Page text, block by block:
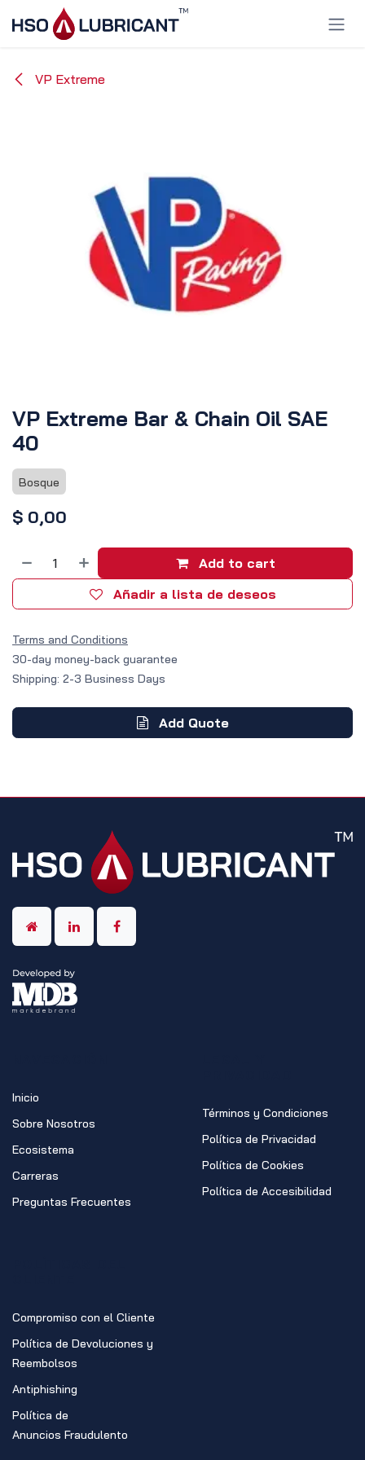
Ir al contenido
VP Extreme
VP Extreme Bar & Chain Oil SAE
40
Bosque
$ 0,00
Add to cart
Añadir a lista de deseos
Terms and Conditions
30-day money-back guarantee
Shipping: 2-3 Business Days
Add Quote
Inicio
Sobre Nosotros
Ecosistema
Carreras
Preguntas Frecuentes
Términos y Condiciones
Política de Privacidad
Política de Cookies
Política de Accesibilidad
Compromiso con el Cliente
Política de Devoluciones y
Reembolsos
Antiphishing
Política de
Anuncios Fraudulento